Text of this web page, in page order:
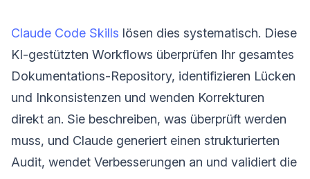
Claude Code Skills lösen dies systematisch. Diese
KI-gestützten Workflows überprüfen Ihr gesamtes
Dokumentations-Repository, identifizieren Lücken
und Inkonsistenzen und wenden Korrekturen
direkt an. Sie beschreiben, was überprüft werden
muss, und Claude generiert einen strukturierten
Audit, wendet Verbesserungen an und validiert die